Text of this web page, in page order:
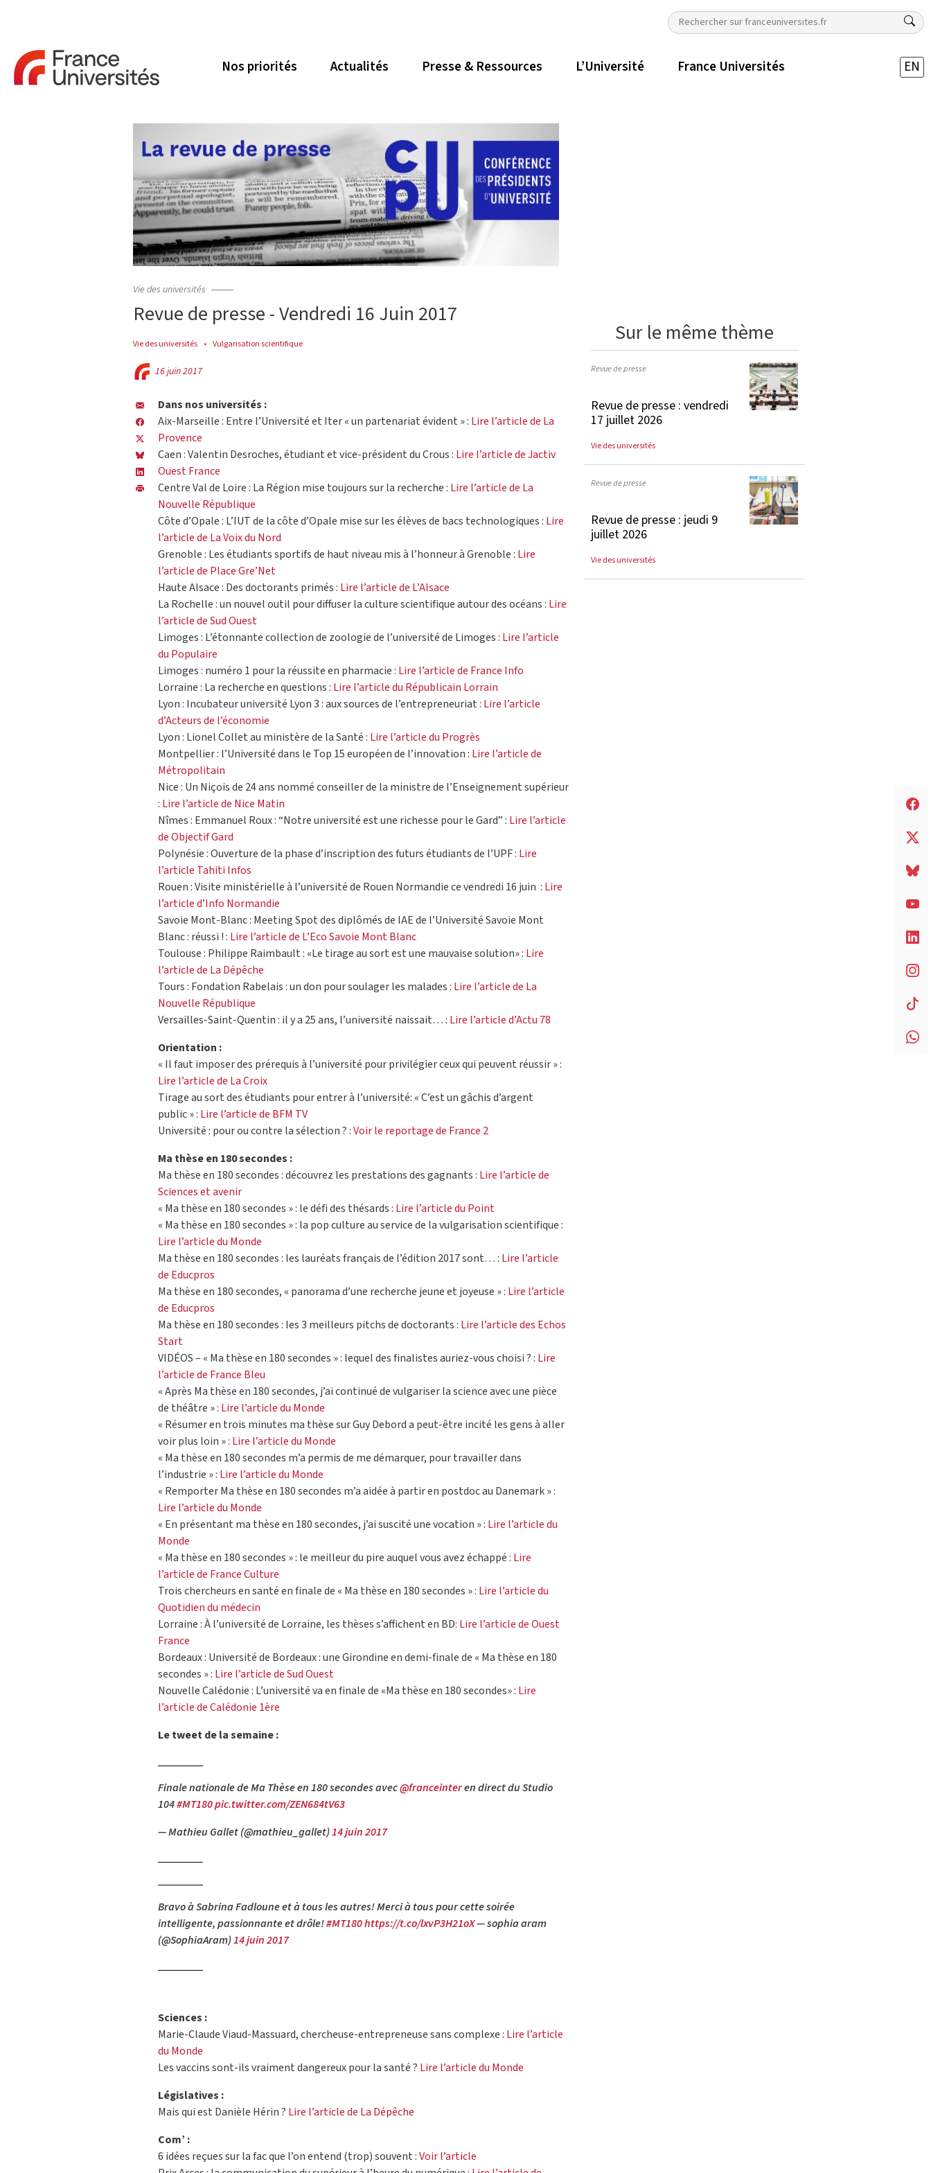
Nos priorités Actualités Presse & Ressources L’Université France Universités EN
Vie des universités
Revue de presse - Vendredi 16 Juin 2017
Vie des universités Vulgarisation scientifique
16 juin 2017
Dans nos universités :
Aix-Marseille : Entre l’Université et Iter « un partenariat évident » : Lire l’article de La
Provence
Caen : Valentin Desroches, étudiant et vice-président du Crous : Lire l’article de Jactiv
Ouest France
Centre Val de Loire : La Région mise toujours sur la recherche : Lire l’article de La
Nouvelle République
Côte d’Opale : L’IUT de la côte d’Opale mise sur les élèves de bacs technologiques : Lire
l’article de La Voix du Nord
Grenoble : Les étudiants sportifs de haut niveau mis à l’honneur à Grenoble : Lire
l’article de Place Gre’Net
Haute Alsace : Des doctorants primés : Lire l’article de L’Alsace
La Rochelle : un nouvel outil pour diffuser la culture scientifique autour des océans : Lire
l’article de Sud Ouest
Limoges : L’étonnante collection de zoologie de l’université de Limoges : Lire l’article
du Populaire
Limoges : numéro 1 pour la réussite en pharmacie : Lire l’article de France Info
Lorraine : La recherche en questions : Lire l’article du Républicain Lorrain
Lyon : Incubateur université Lyon 3 : aux sources de l’entrepreneuriat : Lire l’article
d’Acteurs de l’économie
Lyon : Lionel Collet au ministère de la Santé : Lire l’article du Progrès
Montpellier : l’Université dans le Top 15 européen de l’innovation : Lire l’article de
Métropolitain
Nice : Un Niçois de 24 ans nommé conseiller de la ministre de l’Enseignement supérieur
: Lire l’article de Nice Matin
Nîmes : Emmanuel Roux : “Notre université est une richesse pour le Gard” : Lire l’article
de Objectif Gard
Polynésie : Ouverture de la phase d’inscription des futurs étudiants de l’UPF : Lire
l’article Tahiti Infos
Rouen : Visite ministérielle à l’université de Rouen Normandie ce vendredi 16 juin : Lire
l’article d’Info Normandie
Savoie Mont-Blanc : Meeting Spot des diplômés de IAE de l’Université Savoie Mont
Blanc : réussi ! : Lire l’article de L’Eco Savoie Mont Blanc
Toulouse : Philippe Raimbault : «Le tirage au sort est une mauvaise solution» : Lire
l’article de La Dépêche
Tours : Fondation Rabelais : un don pour soulager les malades : Lire l’article de La
Nouvelle République
Versailles-Saint-Quentin : il y a 25 ans, l’université naissait… : Lire l’article d’Actu 78
Orientation :
« Il faut imposer des prérequis à l’université pour privilégier ceux qui peuvent réussir » :
Lire l’article de La Croix
Tirage au sort des étudiants pour entrer à l’université: « C’est un gâchis d’argent
public » : Lire l’article de BFM TV
Université : pour ou contre la sélection ? :Voir le reportage de France 2
Ma thèse en 180 secondes :
Ma thèse en 180 secondes : découvrez les prestations des gagnants : Lire l’article de
Sciences et avenir
« Ma thèse en 180 secondes » : le défi des thésards : Lire l’article du Point
« Ma thèse en 180 secondes » : la pop culture au service de la vulgarisation scientifique :
Lire l’article du Monde
Ma thèse en 180 secondes : les lauréats français de l’édition 2017 sont… : Lire l’article
de Educpros
Ma thèse en 180 secondes, « panorama d’une recherche jeune et joyeuse » : Lire l’article
de Educpros
Ma thèse en 180 secondes : les 3 meilleurs pitchs de doctorants : Lire l’article des Echos
Start
VIDÉOS – « Ma thèse en 180 secondes » : lequel des finalistes auriez-vous choisi ? : Lire
l’article de France Bleu
« Après Ma thèse en 180 secondes, j’ai continué de vulgariser la science avec une pièce
de théâtre » : Lire l’article du Monde
« Résumer en trois minutes ma thèse sur Guy Debord a peut-être incité les gens à aller
voir plus loin » : Lire l’article du Monde
« Ma thèse en 180 secondes m’a permis de me démarquer, pour travailler dans
l’industrie » : Lire l’article du Monde
« Remporter Ma thèse en 180 secondes m’a aidée à partir en postdoc au Danemark » :
Lire l’article du Monde
« En présentant ma thèse en 180 secondes, j’ai suscité une vocation » : Lire l’article du
Monde
« Ma thèse en 180 secondes » : le meilleur du pire auquel vous avez échappé : Lire
l’article de France Culture
Trois chercheurs en santé en finale de « Ma thèse en 180 secondes » : Lire l’article du
Quotidien du médecin
Lorraine : À l’université de Lorraine, les thèses s’affichent en BD: Lire l’article de Ouest
France
Bordeaux : Université de Bordeaux : une Girondine en demi-finale de « Ma thèse en 180
secondes » : Lire l’article de Sud Ouest
Nouvelle Calédonie : L’université va en finale de «Ma thèse en 180 secondes» : Lire
l’article de Calédonie 1ère
Le tweet de la semaine :
Finale nationale de Ma Thèse en 180 secondes avec@franceinteren direct du Studio
104#MT180pic.twitter.com/ZEN684tV63
— Mathieu Gallet (@mathieu_gallet)14 juin 2017
Bravo à Sabrina Fadloune et à tous les autres! Merci à tous pour cette soirée
intelligente, passionnante et drôle!#MT180https://t.co/lxvP3H21oX— sophia aram
(@SophiaAram)14 juin 2017
Sciences :
Marie-Claude Viaud-Massuard, chercheuse-entrepreneuse sans complexe : Lire l’article
du Monde
Les vaccins sont-ils vraiment dangereux pour la santé ? Lire l’article du Monde
Législatives :
Mais qui est Danièle Hérin ? Lire l’article de La Dépêche
Com’ :
6 idées reçues sur la fac que l’on entend (trop) souvent :Voir l’article
Sur le même thème
Revue de presse
Revue de presse : vendredi
17 juillet 2026
Vie des universités
Revue de presse
Revue de presse : jeudi 9
juillet 2026
Vie des universités